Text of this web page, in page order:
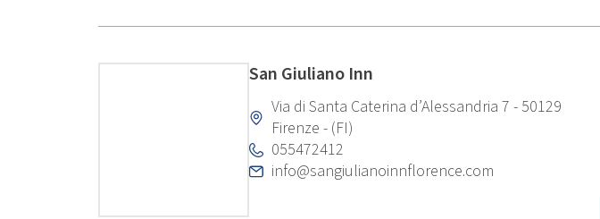
San Giuliano Inn
Via di Santa Caterina d’Alessandria 7 - 50129
Firenze - (FI)
055472412
info@sangiulianoinnflorence.com